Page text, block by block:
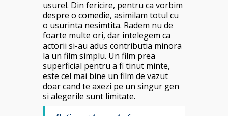
usurel. Din fericire, pentru ca vorbim
despre o comedie, asimilam totul cu
o usurinta nesimtita. Radem nu de
foarte multe ori, dar intelegem ca
actorii si-au adus contributia minora
la un film simplu. Un film prea
superficial pentru a fi tinut minte,
este cel mai bine un film de vazut
doar cand te axezi pe un singur gen
si alegerile sunt limitate.